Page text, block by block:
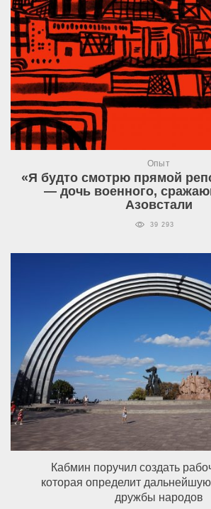
Опыт
«Я будто смотрю прямой
— дочь военного,
Азовстали
39 293
Кабмин поручил создать
которая определит
дружбы народов